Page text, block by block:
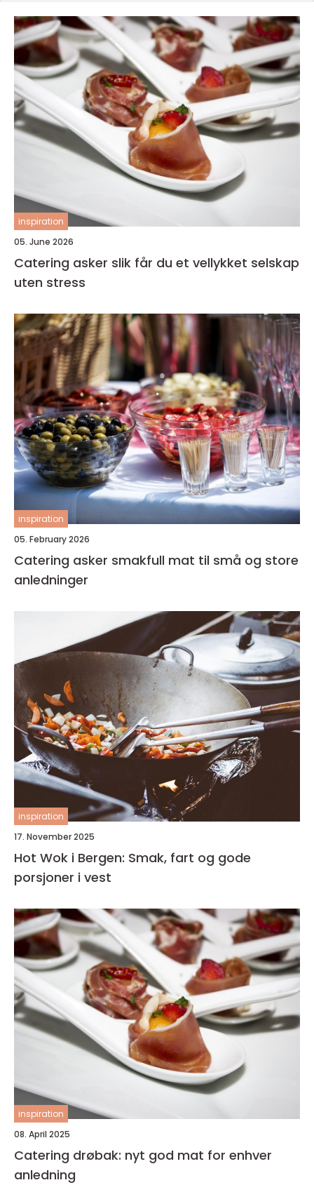
inspiration
05. June 2026
Catering asker slik får du et vellykket selskap
uten stress
inspiration
05. February 2026
Catering asker smakfull mat til små og store
anledninger
inspiration
17. November 2025
Hot Wok i Bergen: Smak, fart og gode
porsjoner i vest
inspiration
08. April 2025
Catering drøbak: nyt god mat for enhver
anledning